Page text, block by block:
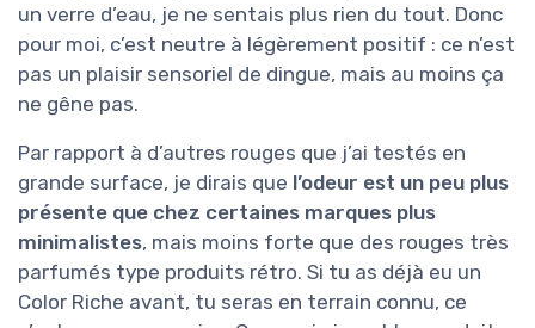
un verre d’eau, je ne sentais plus rien du tout. Donc
pour moi, c’est neutre à légèrement positif : ce n’est
pas un plaisir sensoriel de dingue, mais au moins ça
ne gêne pas.
Par rapport à d’autres rouges que j’ai testés en
grande surface, je dirais que l’odeur est un peu plus
présente que chez certaines marques plus
minimalistes, mais moins forte que des rouges très
parfumés type produits rétro. Si tu as déjà eu un
Color Riche avant, tu seras en terrain connu, ce